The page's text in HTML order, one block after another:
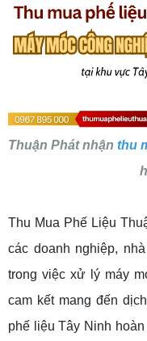
Thuận Phát nhận thu
Thu Mua Phế Liệu
các doanh nghiệp,
trong việc xử lý máy
cam kết mang đến
phế liệu Tây Ninh